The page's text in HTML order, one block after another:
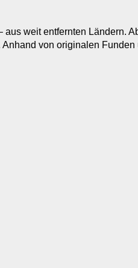
weit entfernten Ländern.
von originalen